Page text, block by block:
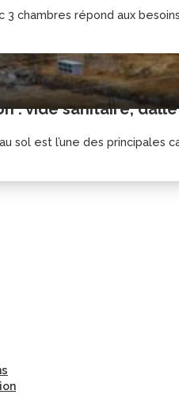
3 chambres répond aux
: vide sanitaire,
sol est l’une des principales